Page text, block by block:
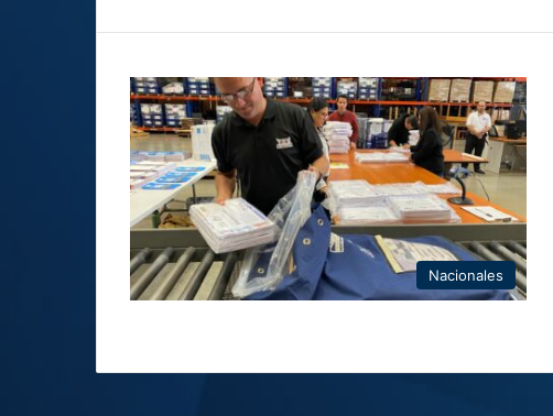
Nacionales